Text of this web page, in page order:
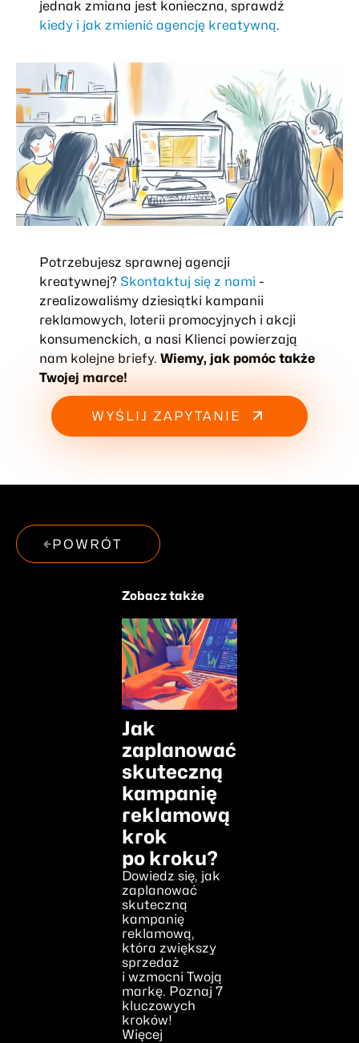
jednak zmiana jest konieczna, sprawdź
kiedy i jak zmienić agencję kreatywną.
Potrzebujesz sprawnej agencji
kreatywnej? Skontaktuj się z nami -
zrealizowaliśmy dziesiątki kampanii
reklamowych, loterii promocyjnych i akcji
konsumenckich, a nasi Klienci powierzają
nam kolejne briefy. Wiemy, jak pomóc także
Twojej marce!
WYŚLIJ ZAPYTANIE
POWRÓT
Zobacz także
Jak
zaplanować
skuteczną
kampanię
reklamową
krok
po kroku?
Dowiedz się, jak
zaplanować
skuteczną
kampanię
reklamową,
która zwiększy
sprzedaż
i wzmocni Twoją
markę. Poznaj 7
kluczowych
kroków!
Więcej